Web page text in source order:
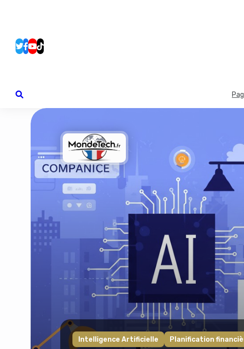
Intelligence Artificielle Planification